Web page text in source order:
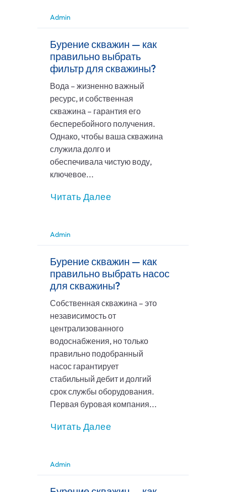
Admin
Бурение скважин — как
правильно выбрать
фильтр для скважины?
Вода – жизненно важный
ресурс, и собственная
скважина – гарантия его
бесперебойного получения.
Однако, чтобы ваша скважина
служила долго и
обеспечивала чистую воду,
ключевое...
Читать Далее
Admin
Бурение скважин — как
правильно выбрать насос
для скважины?
Собственная скважина – это
независимость от
централизованного
водоснабжения, но только
правильно подобранный
насос гарантирует
стабильный дебит и долгий
срок службы оборудования.
Первая буровая компания...
Читать Далее
Admin